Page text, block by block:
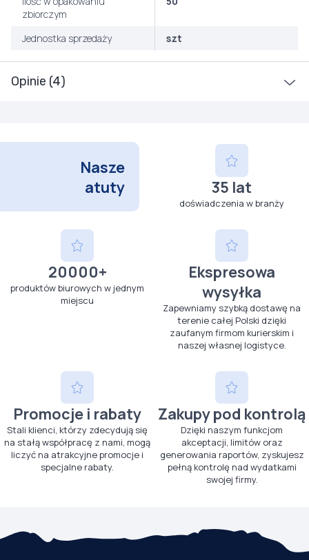
Opinie (4)
zbiorczym
Jednostka sprzedaży szt
Nasze
atuty
35 lat
doświadczenia w branży
20000+
produktów biurowych w jednym
miejscu
Ekspresowa
wysyłka
Zapewniamy szybką dostawę na
terenie całej Polski dzięki
zaufanym firmom kurierskim i
naszej własnej logistyce.
Promocje i rabaty
Stali klienci, którzy zdecydują się
na stałą współpracę z nami, mogą
liczyć na atrakcyjne promocje i
specjalne rabaty.
Zakupy pod kontrolą
Dzięki naszym funkcjom
akceptacji, limitów oraz
generowania raportów, zyskujesz
pełną kontrolę nad wydatkami
swojej firmy.